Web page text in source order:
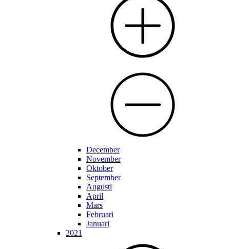
December
November
Oktober
September
Augusti
April
Mars
Februari
Januari
2021